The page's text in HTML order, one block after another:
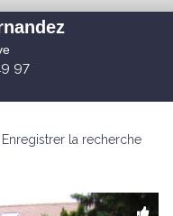
97
Enregistrer la recherche